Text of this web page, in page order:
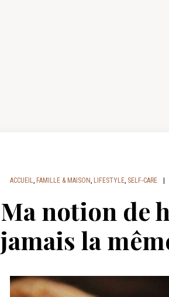
ACCUEIL, FAMILLE & MAISON, LIFESTYLE, SELF-CARE
Ma notion de
jamais la